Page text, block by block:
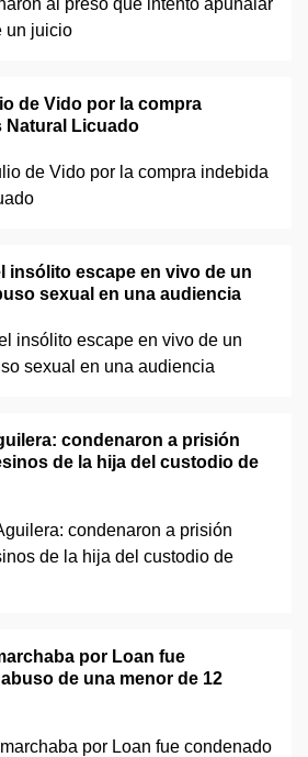
de Vido por la compra
Natural Licuado
insólito escape en vivo de un
sexual en una audiencia
condenaron a prisión
de la hija del custodio de
por Loan fue
de una menor de 12